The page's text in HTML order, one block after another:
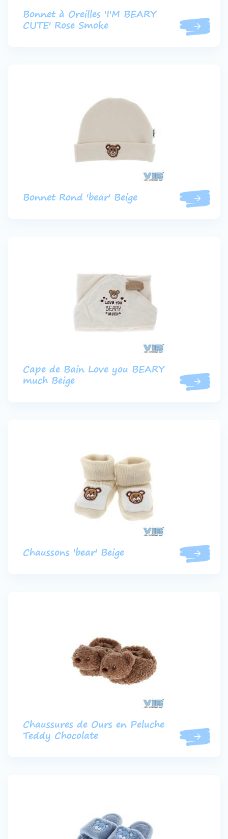
Bonnet à Oreilles 'I'M BEARY
CUTE' Rose Smoke
Bonnet Rond 'bear' Beige
Cape de Bain Love you BEARY
much Beige
Chaussons 'bear' Beige
Chaussures de Ours en Peluche
Teddy Chocolate